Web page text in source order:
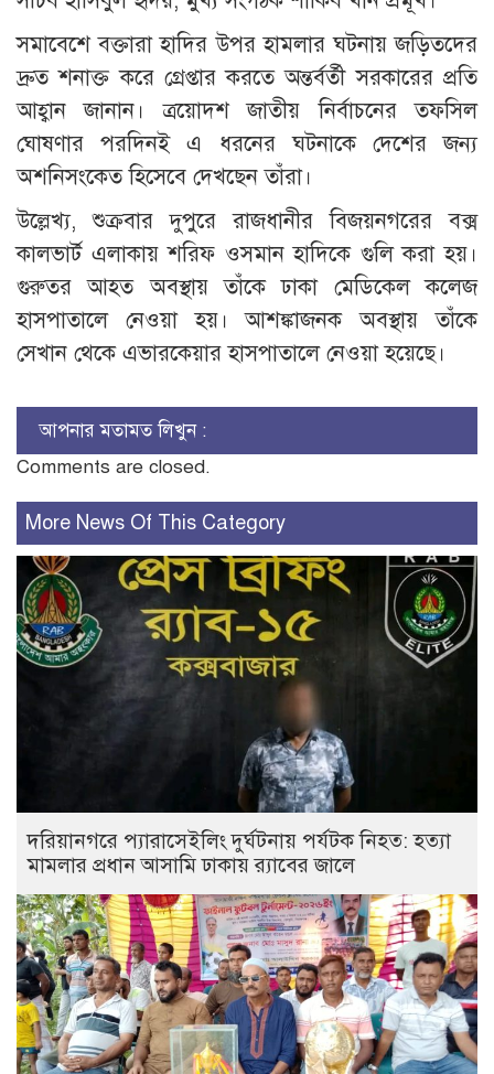
সমাবেশে বক্তারা হাদির উপর হামলার ঘটনায় জড়িতদের
দ্রুত শনাক্ত করে গ্রেপ্তার করতে অন্তর্বর্তী সরকারের প্রতি
আহ্বান জানান। ত্রয়োদশ জাতীয় নির্বাচনের তফসিল
ঘোষণার পরদিনই এ ধরনের ঘটনাকে দেশের জন্য
অশনিসংকেত হিসেবে দেখছেন তাঁরা।
উল্লেখ্য, শুক্রবার দুপুরে রাজধানীর বিজয়নগরের বক্স
কালভার্ট এলাকায় শরিফ ওসমান হাদিকে গুলি করা হয়।
গুরুতর আহত অবস্থায় তাঁকে ঢাকা মেডিকেল কলেজ
হাসপাতালে নেওয়া হয়। আশঙ্কাজনক অবস্থায় তাঁকে
সেখান থেকে এভারকেয়ার হাসপাতালে নেওয়া হয়েছে।
আপনার মতামত লিখুন :
Comments are closed.
More News Of This Category
দরিয়ানগরে প্যারাসেইলিং দুর্ঘটনায় পর্যটক নিহত: হত্যা
মামলার প্রধান আসামি ঢাকায় র‌্যাবের জালে